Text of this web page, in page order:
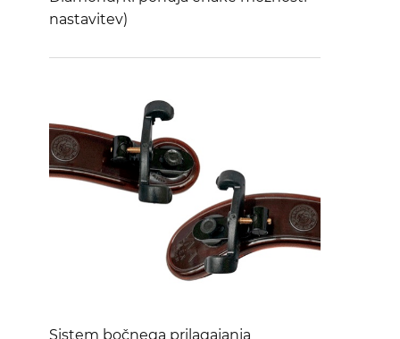
nastavitev)
Sistem bočnega prilagajanja